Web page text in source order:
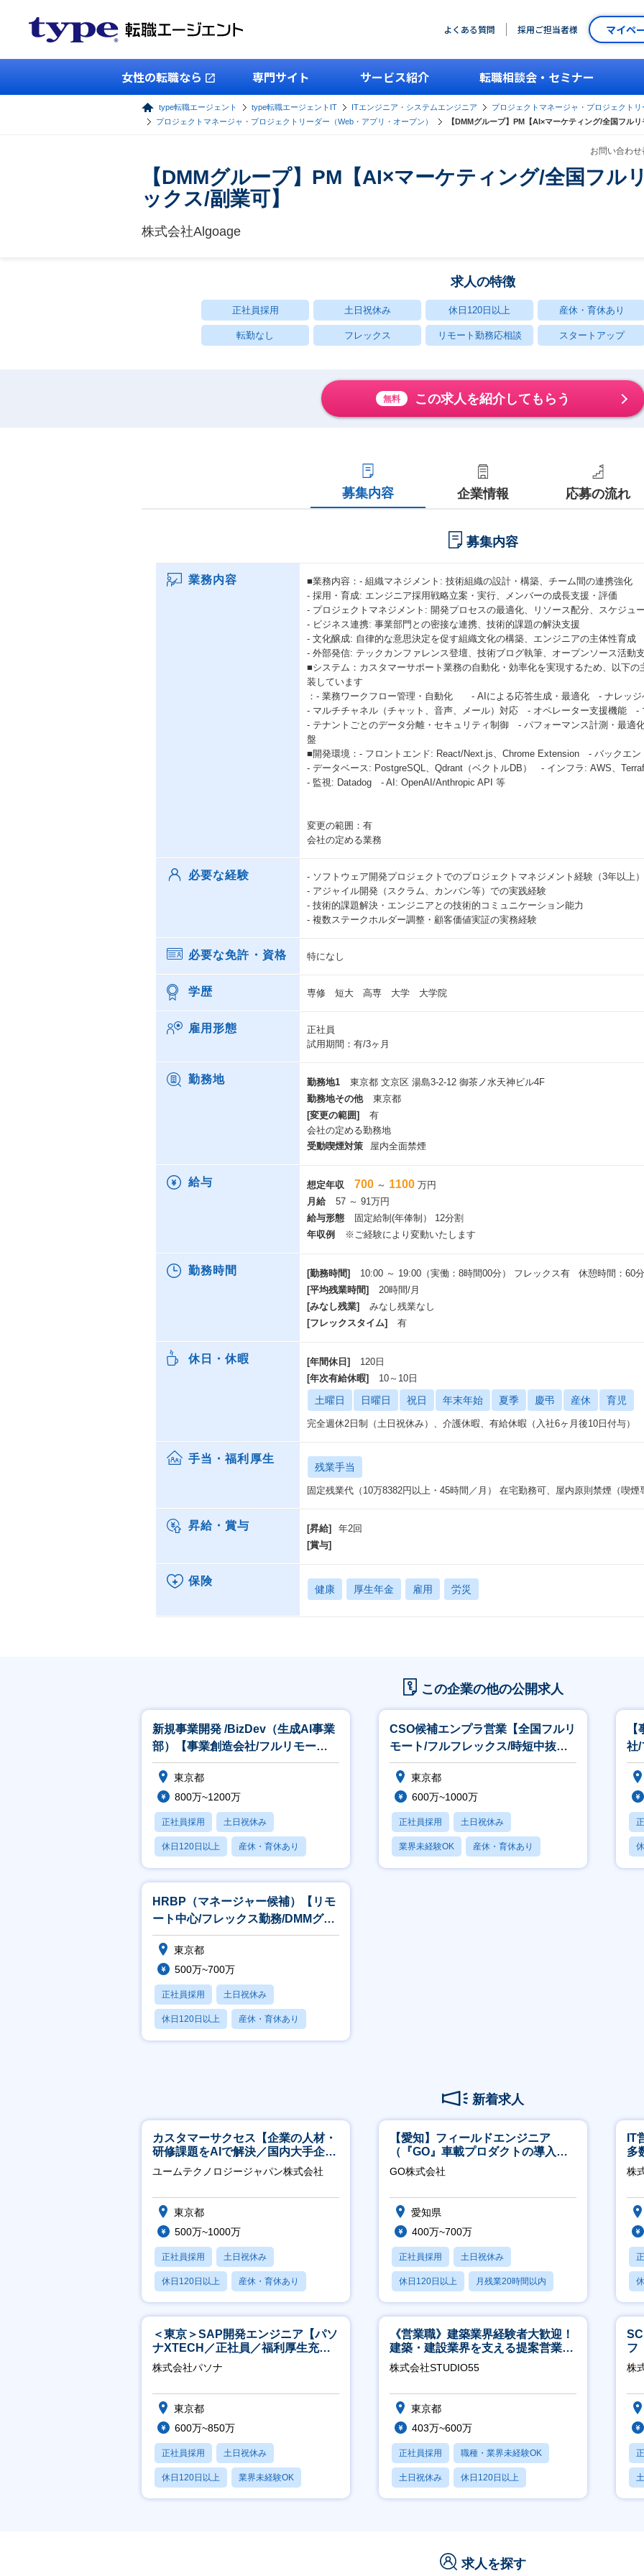
よくある質問 採用ご担当者様 マイペ
女性の転職なら 専門サイト サービス紹介 転職相談会・セミナー
type転職エージェント type転職エージェントIT ITエンジニア・システムエンジニア
プロジェクトマネージャ・プロジェクトリ
プロジェクトマネージャ・プロジェクトリーダー（Web・アプリ・オープン）
【DMMグループ】PM【AI×マーケティング/全国フル
お問い合わ
【DMMグループ】PM【AI×マーケティング/全国フル
ックス/副業可】
株式会社Algoage
求人の特徴
正社員採用 土日祝休み 休日120日以上 産休・育休あり
転勤なし フレックス リモート勤務応相談 スタートアップ
無料 この求人を紹介してもらう
募集内容 企業情報 応募の流れ
募集内容
業務内容
■業務内容：- 組織マネジメント: 技術組織の設計・構築、チーム間の連携強化
- 採用・育成: エンジニア採用戦略立案・実行、メンバーの成長支援・評価
- プロジェクトマネジメント: 開発プロセスの最適化、リソース配分、スケジュ
- ビジネス連携: 事業部門との密接な連携、技術的課題の解決支援
- 文化醸成: 自律的な意思決定を促す組織文化の構築、エンジニアの主体性育成
- 外部発信: テックカンファレンス登壇、技術ブログ執筆、オープンソース活動
■システム：カスタマーサポート業務の自動化・効率化を実現するため、以下
装しています
：- 業務ワークフロー管理・自動化 - AIによる応答生成・最適化 - ナレッジ
- マルチチャネル（チャット、音声、メール）対応 - オペレーター支援機能 -
- テナントごとのデータ分離・セキュリティ制御 - パフォーマンス計測・最適
盤
■開発環境：- フロントエンド: React/Next.js、Chrome Extension - バックエ
- データベース: PostgreSQL、Qdrant（ベクトルDB） - インフラ: AWS、
- 監視: Datadog - AI: OpenAI/Anthropic API 等
変更の範囲：有
会社の定める業務
必要な経験
- ソフトウェア開発プロジェクトでのプロジェクトマネジメント経験（3年以上）
- アジャイル開発（スクラム、カンバン等）での実践経験
- 技術的課題解決・エンジニアとの技術的コミュニケーション能力
- 複数ステークホルダー調整・顧客価値実証の実務経験
必要な免許・資格 特になし
学歴 専修 短大 高専 大学 大学院
雇用形態
正社員
試用期間：有/3ヶ月
勤務地 勤務地1
東京都 文京区 湯島3-2-12 御茶ノ水天神ビル4F
勤務地その他
東京都
[変更の範囲]
有
会社の定める勤務地
受動喫煙対策
屋内全面禁煙
給与 想定年収 700 ～ 1100 万円
月給
57 ～ 91万円
給与形態
固定給制(年俸制） 12分割
年収例
※ご経験により変動いたします
勤務時間 [勤務時間]
10:00 ～ 19:00（実働：8時間00分） フレックス有 休憩時間：60分
[平均残業時間]
20時間/月
[みなし残業]
みなし残業なし
[フレックスタイム]
有
休日・休暇 [年間休日]
120日
[年次有給休暇]
10～10日
土曜日 日曜日 祝日 年末年始 夏季 慶弔 産休 育児
完全週休2日制（土日祝休み）、介護休暇、有給休暇（入社6ヶ月後10日付与）
手当・福利厚生
残業手当
固定残業代（10万8382円以上・45時間／月） 在宅勤務可、屋内原則禁煙（喫煙
昇給・賞与 [昇給]
年2回
[賞与]
保険
健康 厚生年金 雇用 労災
この企業の他の公開求人
新規事業開発 /BizDev（生成AI事業
部）【事業創造会社/フルリモー
ト/DMMグループ/副業可】
東京都
800万~1200万
正社員採用 土日祝休み
休日120日以上 産休・育休あり
月残業20時間以内
CSO候補エンプラ営業【全国フルリ
モート/フルフレックス/時短中抜け
可/副業OK/DMMグループ】
東京都
600万~1000万
正社員採用 土日祝休み
業界未経験OK 産休・育休あり
月残業20時間以内
社/
可
HRBP（マネージャー候補）【リモ
ート中心/フレックス勤務/DMMグル
ープ/採用要件・戦略】
東京都
500万~700万
正社員採用 土日祝休み
休日120日以上 産休・育休あり
転勤なし
新着求人
カスタマーサクセス【企業の人材・
研修課題をAIで解決／国内大手企業
約3万社導入／フレックス可】
ユームテクノロジージャパン株式会社
東京都
500万~1000万
正社員採用 土日祝休み
休日120日以上 産休・育休あり
転勤なし
【愛知】フィールドエンジニア
（『GO』車載プロダクトの導入サ
ポート／年休120日／土日祝休／直
行直帰
GO株式会社
愛知県
400万~700万
正社員採用 土日祝休み
休日120日以上 月残業20時間以内
学歴不問
IT
多
リ
株
＜東京＞SAP開発エンジニア【パソ
ナXTECH／正社員／福利厚生充実
◎】
株式会社パソナ
東京都
600万~850万
正社員採用 土日祝休み
休日120日以上 業界未経験OK
産休・育休あり
《営業職》建築業界経験者大歓迎！
建築・建設業界を支える提案営業職
│年休125日◎フレックス
株式会社STUDIO55
東京都
403万~600万
正社員採用 職種・業界未経験OK
土日祝休み 休日120日以上
産休・育休あり
フ
迎
株
求人を探す